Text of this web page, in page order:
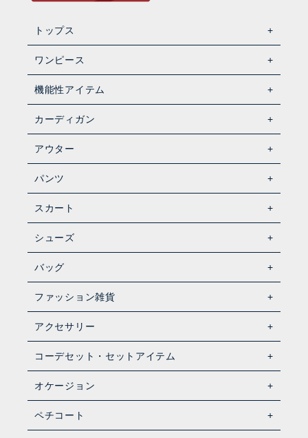
トップス
ワンピース
機能性アイテム
カーディガン
アウター
パンツ
スカート
シューズ
バッグ
ファッション雑貨
アクセサリー
コーデセット・セットアイテム
オケージョン
ペチコート